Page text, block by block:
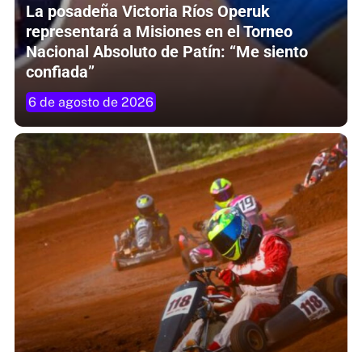
La posadeña Victoria Ríos Operuk
representará a Misiones en el Torneo
Nacional Absoluto de Patín: “Me siento
confiada”
6 de agosto de 2026